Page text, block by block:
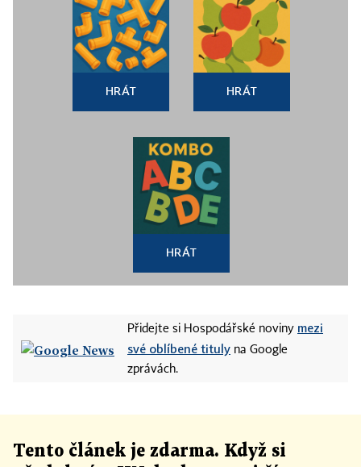
HRÁT HRÁT
HRÁT
Přidejte si Hospodářské noviny mezi
své oblíbené tituly na Google
zprávách.
Tento článek je zdarma. Když si